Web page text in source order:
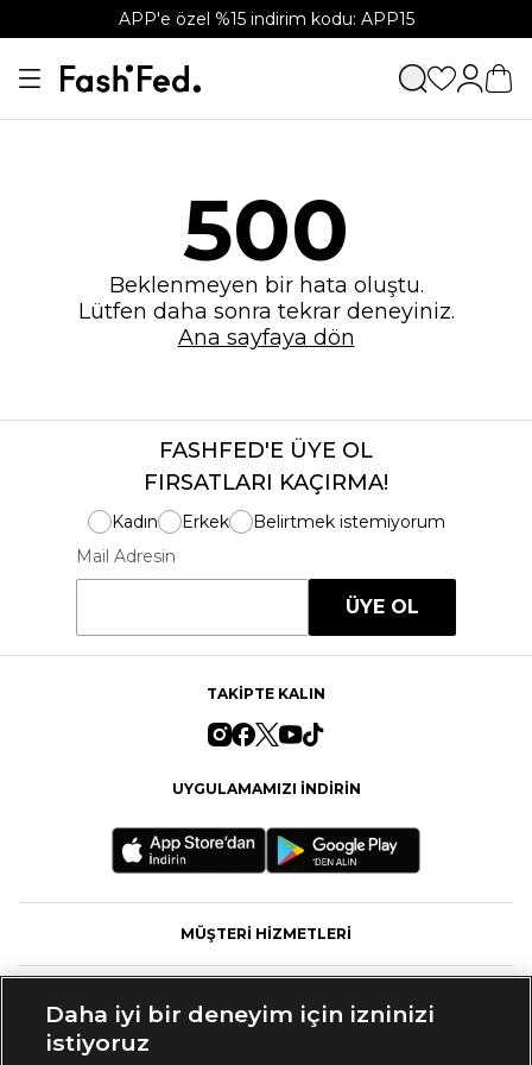
APP'e özel %15 indirim kodu: APP15
500
Beklenmeyen bir hata oluştu.
Lütfen daha sonra tekrar deneyiniz.
Ana sayfaya dön
FASHFED'E ÜYE OL
FIRSATLARI KAÇIRMA!
Kadın Erkek
Belirtmek istemiyorum
Mail Adresin
ÜYE OL
TAKİPTE KALIN
UYGULAMAMIZI İNDİRİN
MÜŞTERİ HİZMETLERİ
Daha iyi bir deneyim için izninizi
istiyoruz